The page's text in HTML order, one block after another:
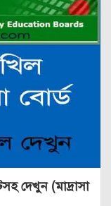
দেখুন (মাদ্রাসা